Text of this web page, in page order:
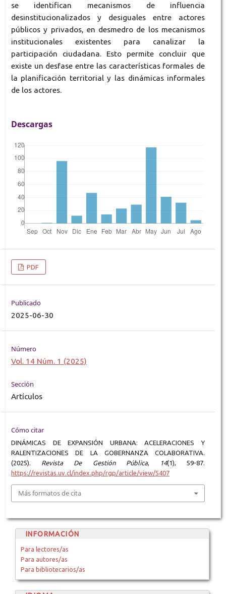
se identifican mecanismos de influencia
desinstitucionalizados y desiguales entre actores
públicos y privados, en desmedro de los mecanismos
institucionales existentes para canalizar la
participación ciudadana. Esto permite concluir que
existe un desfase entre las características formales de
la planificación territorial y las dinámicas informales
de los actores.
Descargas
PDF
Publicado
2025-06-30
Número
Vol. 14 Núm. 1 (2025)
Sección
Artículos
Cómo citar
DINÁMICAS DE EXPANSIÓN URBANA: ACELERACIONES Y
RALENTIZACIONES DE LA GOBERNANZA COLABORATIVA.
(2025). Revista De Gestión Pública, 14(1), 59-87.
https://revistas.uv.cl/index.php/rgp/article/view/5407
Más formatos de cita
INFORMACIÓN
Para lectores/as
Para autores/as
Para bibliotecarios/as